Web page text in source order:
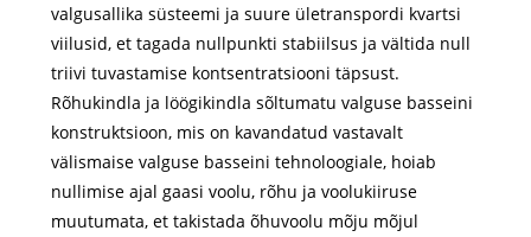
valgusallika süsteemi ja suure ületranspordi kvartsi
viilusid, et tagada nullpunkti stabiilsus ja vältida null
triivi tuvastamise kontsentratsiooni täpsust.
Rõhukindla ja löögikindla sõltumatu valguse basseini
konstruktsioon, mis on kavandatud vastavalt
välismaise valguse basseini tehnoloogiale, hoiab
nullimise ajal gaasi voolu, rõhu ja voolukiiruse
muutumata, et takistada õhuvoolu mõju mõjul